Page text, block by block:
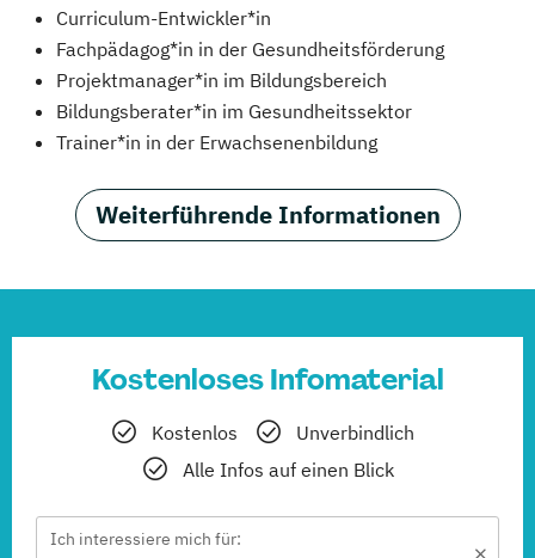
Curriculum-Entwickler*in
Fachpädagog*in in der Gesundheitsförderung
Projektmanager*in im Bildungsbereich
Bildungsberater*in im Gesundheitssektor
Trainer*in in der Erwachsenenbildung
Weiterführende Informationen
Kostenloses Infomaterial
Kostenlos
Unverbindlich
Alle Infos auf einen Blick
Ich interessiere mich für: